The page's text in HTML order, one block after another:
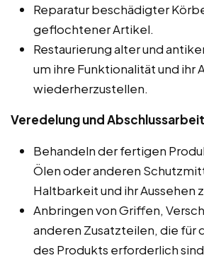
Reparatur beschädigter
geflochtener Artikel.
Restaurierung alter und
um ihre Funktionalität und ihr
wiederherzustellen.
Veredelung und
Behandeln der fertigen
Ölen oder anderen
Haltbarkeit und ihr Aussehen
Anbringen von Griffen,
anderen Zusatzteilen, die für
des Produkts erforderlich